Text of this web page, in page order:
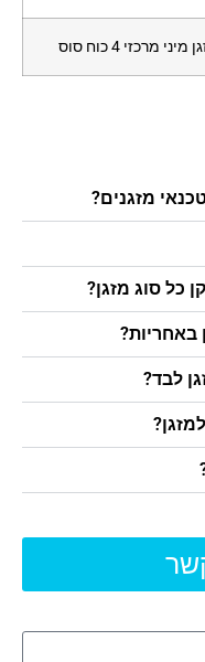
מיני מרכזי 4 כוח סוס
מזגנים?
כל סוג מזגן?
באחריות?
לבד?